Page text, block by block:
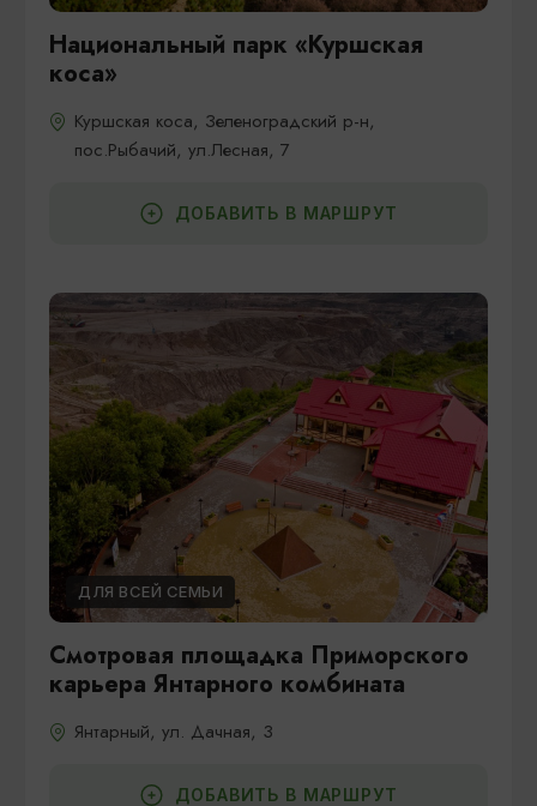
Национальный парк «Куршская
коса»
Куршская коса, Зеленоградский р-н,
пос.Рыбачий, ул.Лесная, 7
ДОБАВИТЬ В МАРШРУТ
ДЛЯ ВСЕЙ СЕМЬИ
Смотровая площадка Приморского
карьера Янтарного комбината
Янтарный, ул. Дачная, 3
ДОБАВИТЬ В МАРШРУТ